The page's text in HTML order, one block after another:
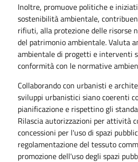
Inoltre, promuove politiche e
sostenibilità ambientale,
rifiuti, alla protezione delle risorse
del patrimonio ambientale. Valuta
ambientale di progetti e interventi
conformità con le normative
Collaborando con urbanisti e
sviluppi urbanistici siano coerenti
pianificazione e rispettino gli
Rilascia autorizzazioni per attività
concessioni per l'uso di spazi
regolamentazione del tessuto
promozione dell'uso degli spazi